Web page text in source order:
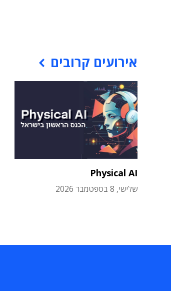
אירועים קרובים
Physical AI
שלישי, 8 בספטמבר 2026